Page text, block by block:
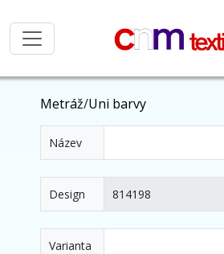
Metráž/Uni barvy
Název
Design
Varianta